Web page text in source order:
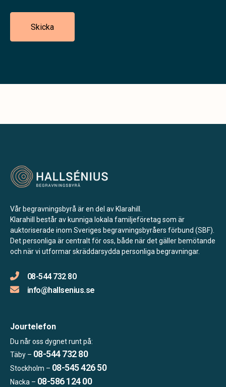
Skicka
Vår begravningsbyrå är en del av Klarahill.
Klarahill består av kunniga lokala familjeföretag som är
auktoriserade inom Sveriges begravningsbyråers förbund (SBF).
Det personliga är centralt för oss, både när det gäller bemötande
och när vi utformar skräddarsydda personliga begravningar.
08-544 732 80
info@hallsenius.se
Jourtelefon
Du når oss dygnet runt på:
Täby – 08-544 732 80
Stockholm – 08-545 426 50
Nacka – 08-586 124 00